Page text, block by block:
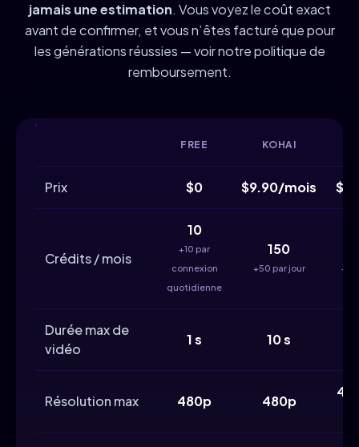
jamais une estimation. Vous voyez le coût exact
avant de confirmer, et vous n’êtes facturé que pour
les générations réussies — voir notre politique de
remboursement.
FREE KOHAI
Prix $0 $9.90/mois
Crédits / mois
10
+10 par
connexion
quotidienne
150
+50 par jour
Durée max de
vidéo
1 s 10 s
Résolution max 480p 480p